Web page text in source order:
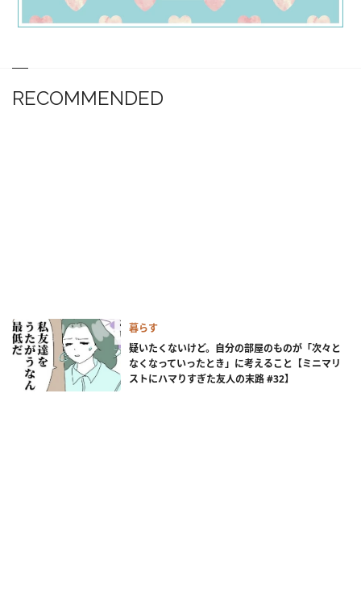
RECOMMENDED
暮らす
疑いたくないけど。自分の部屋のものが「次々と
なくなっていったとき」に考えること【ミニマリ
ストにハマりすぎた友人の末路 #32】